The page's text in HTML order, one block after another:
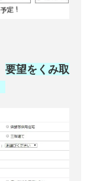
要望をくみ取